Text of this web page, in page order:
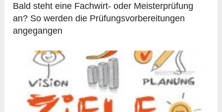
Bald steht eine Fachwirt- oder Meisterprüfung
an? So werden die Prüfungsvorbereitungen
angegangen